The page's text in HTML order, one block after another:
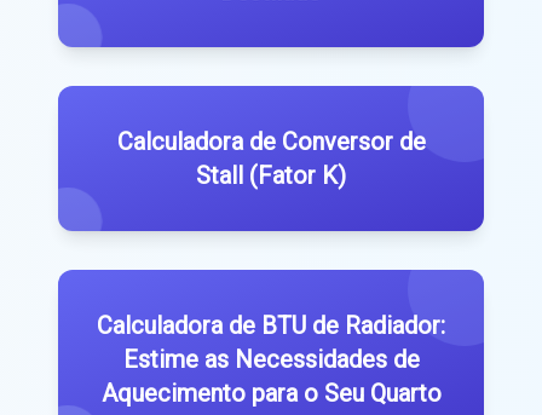
Calculadora de Conversor de
Stall (Fator K)
Calculadora de BTU de Radiador:
Estime as Necessidades de
Aquecimento para o Seu Quarto